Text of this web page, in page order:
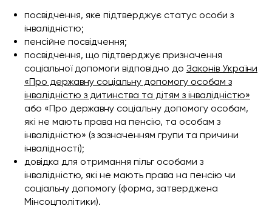
посвідчення, яке підтверджує статус особи з
інвалідністю;
пенсійне посвідчення;
посвідчення, що підтверджує призначення
соціальної допомоги відповідно до Законів України
«Про державну соціальну допомогу особам з
інвалідністю з дитинства та дітям з інвалідністю»
або «Про державну соціальну допомогу особам,
які не мають права на пенсію, та особам з
інвалідністю» (з зазначенням групи та причини
інвалідності);
довідка для отримання пільг особами з
інвалідністю, які не мають права на пенсію чи
соціальну допомогу (форма, затверджена
Мінсоцполітики).